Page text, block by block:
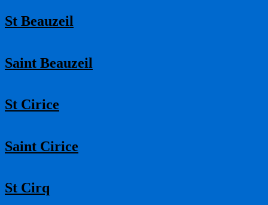
St Beauzeil
Saint Beauzeil
St Cirice
Saint Cirice
St Cirq